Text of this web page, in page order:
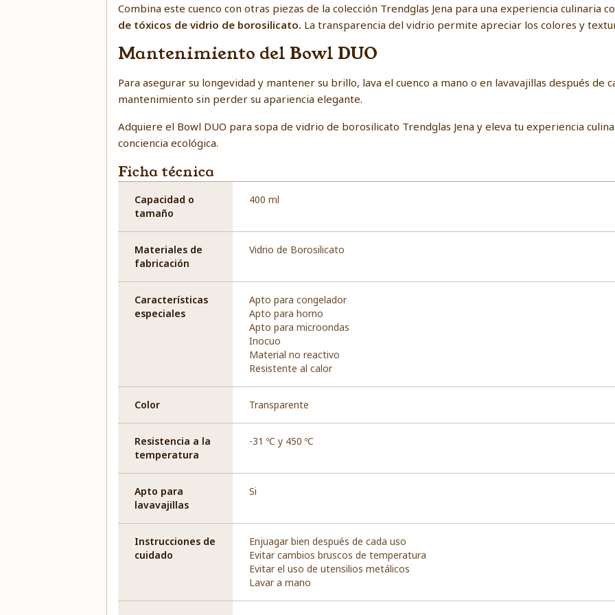
Combina este cuenco con otras piezas de la colección Trendglas Jena para una experiencia culinaria
de tóxicos de vidrio de borosilicato. La transparencia del vidrio permite apreciar los colores y
Mantenimiento del Bowl DUO
Para asegurar su longevidad y mantener su brillo, lava el cuenco a mano o en lavavajillas después de
mantenimiento sin perder su apariencia elegante.
Adquiere el Bowl DUO para sopa de vidrio de borosilicato Trendglas Jena y eleva tu experiencia
conciencia ecológica.
Ficha técnica
Capacidad o
tamaño
400 ml
Materiales de
fabricación
Vidrio de Borosilicato
Características
especiales
Apto para congelador
Apto para horno
Apto para microondas
Inocuo
Material no reactivo
Resistente al calor
Color Transparente
Resistencia a la
temperatura
-31 ºC y 450 ºC
Apto para
lavavajillas
Si
Instrucciones de
cuidado
Enjuagar bien después de cada uso
Evitar cambios bruscos de temperatura
Evitar el uso de utensilios metálicos
Lavar a mano